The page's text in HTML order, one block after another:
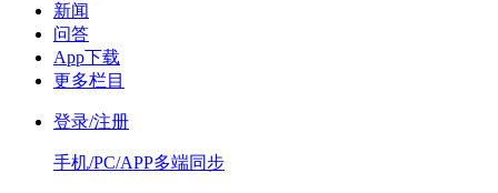
新闻
问答
App下载
更多栏目
登录/注册
手机/PC/APP多端同步